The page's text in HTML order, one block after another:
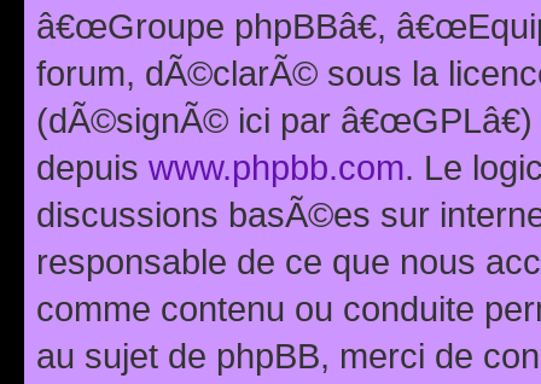
â€œGroupe phpBBâ€,
forum, dÃ©clarÃ© sous la
(dÃ©signÃ© ici par
depuis www.phpbb.com. Le
discussions basÃ©es sur
responsable de ce que nous
comme contenu ou conduite
au sujet de phpBB, merci de